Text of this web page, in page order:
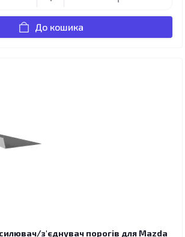
До кошика
з'єднувач порогів для Mazda